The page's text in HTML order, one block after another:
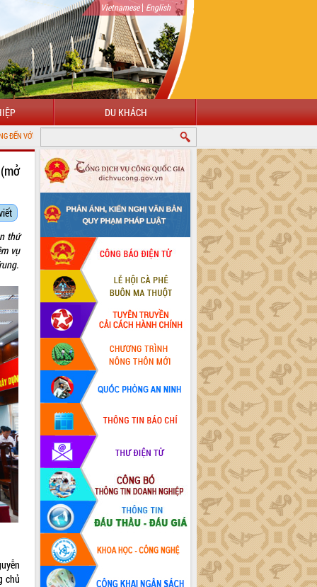
Vietnamese| English
DU KHÁCH
ĐIỆN TỬ TỈNH ĐẮK LẮK
thứ
vụ
chủ